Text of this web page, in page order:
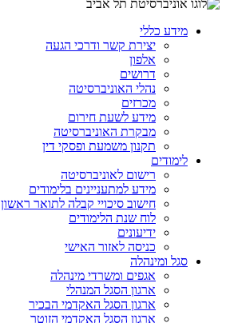
מידע כללי
יצירת קשר ודרכי הגעה
אלפון
דרושים
נהלי האוניברסיטה
מכרזים
מידע לשעת חירום
מבקרת האוניברסיטה
תקנון משמעת ופסקי דין
לימודים
רישום לאוניברסיטה
מידע למתעניינים בלימודים
חישוב סיכויי קבלה לתואר ראשון
לוח שנת הלימודים
ידיעונים
כניסה לאזור האישי
סגל ומינהלה
אגפים ומשרדי מינהלה
ארגון הסגל המנהלי
ארגון הסגל האקדמי הבכיר
ארגון הסגל האקדמי הזוטר